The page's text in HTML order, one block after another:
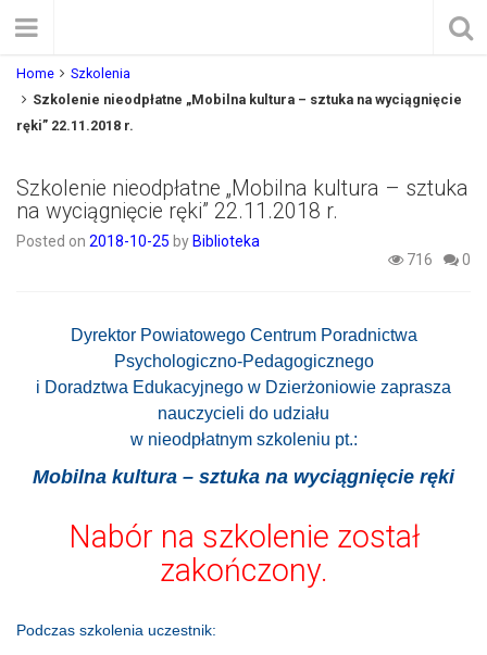
Home
Szkolenia
Szkolenie nieodpłatne „Mobilna kultura – sztuka na wyciągnięcie
ręki” 22.11.2018 r.
Szkolenie nieodpłatne „Mobilna kultura – sztuka
na wyciągnięcie ręki” 22.11.2018 r.
Posted on 2018-10-25 by Biblioteka
716
0
Dyrektor Powiatowego Centrum Poradnictwa
Psychologiczno-Pedagogicznego
i Doradztwa Edukacyjnego w Dzierżoniowie zaprasza
nauczycieli do udziału
w nieodpłatnym szkoleniu pt.:
Mobilna kultura – sztuka na wyciągnięcie ręki
Nabór na szkolenie został
zakończony.
Podczas szkolenia uczestnik: